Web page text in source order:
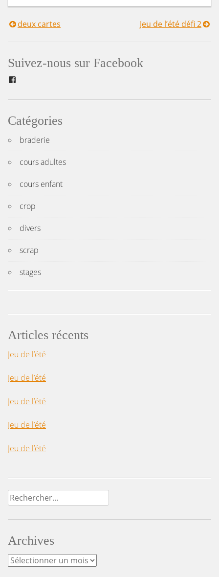
Navigation
l’article
deux cartes Jeu de l’été défi 2
Suivez-nous sur Facebook
Catégories
braderie
cours adultes
cours enfant
crop
divers
scrap
stages
Articles récents
Jeu de l’été
Jeu de l’été
Jeu de l’été
Jeu de l’été
Jeu de l’été
Rechercher :
Archives
Archives